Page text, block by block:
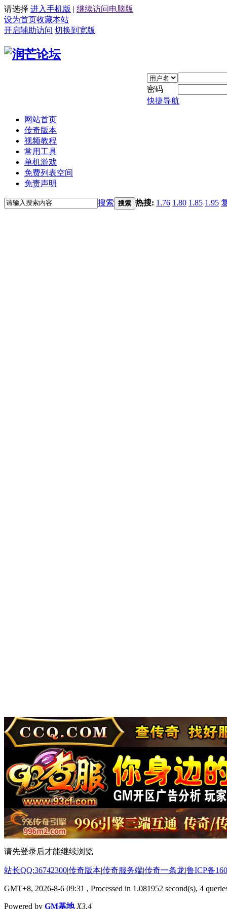
请选择 进入手机版 | 继续访问电脑版
设为首页收藏本站
开启辅助访问 切换到宽版
密码
快捷导航
网站首页
传奇版本
视频教程
常用工具
单机游戏
免费列表空间
免责声明
搜索 搜索 热搜: 1.76 1.80 1.85 1.95
请先登录后才能继续浏览
站长QQ:36742300|传奇版本|传奇服务端|传奇一条龙|鲁ICP备
GMT+8, 2026-8-6 09:31 , Processed in 1.081952 second(s), 4
Powered by GM基地 X3.4